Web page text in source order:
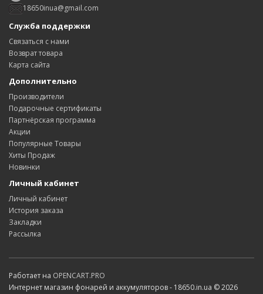
18650inua@gmail.com
Служба поддержки
Связаться с нами
Возврат товара
Карта сайта
Дополнительно
Производители
Подарочные сертификаты
Партнёрская программа
Акции
Популярные Товары
Хиты Продаж
Новинки
Личный кабинет
Личный кабинет
История заказа
Закладки
Рассылка
Работает на OPENCART.PRO
Интернет магазин фонарей и аккумуляторов - 18650.in.ua © 2026